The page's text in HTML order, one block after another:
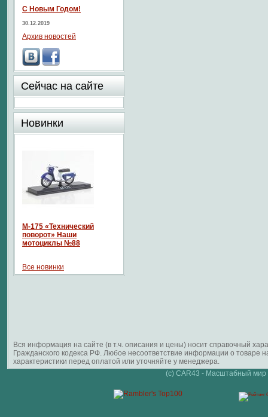
С Новым Годом!
30.12.2019
Архив новостей
Сейчас на сайте
Новинки
М-175 «Технический
поворот» Наши
мотоциклы №88
Все новинки
Вся информация на сайте (в т.ч. описания и цены) носит справочный
Гражданского кодекса РФ. Любое несоответствие информации о
характеристики перед оплатой или уточняйте у менеджера.
(c) CAR43 - Масштабный мир